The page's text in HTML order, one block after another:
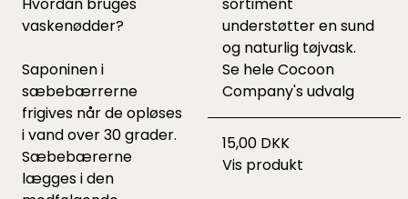
vaskenødder?
Saponinen i
sæbebærrerne
frigives når de opløses
i vand over 30 grader.
Sæbebærerne
lægges i den
understøtter en sund
og naturlig tøjvask.
Se heleCocoon
Company's udvalg
15,00 DKK
Vis produkt